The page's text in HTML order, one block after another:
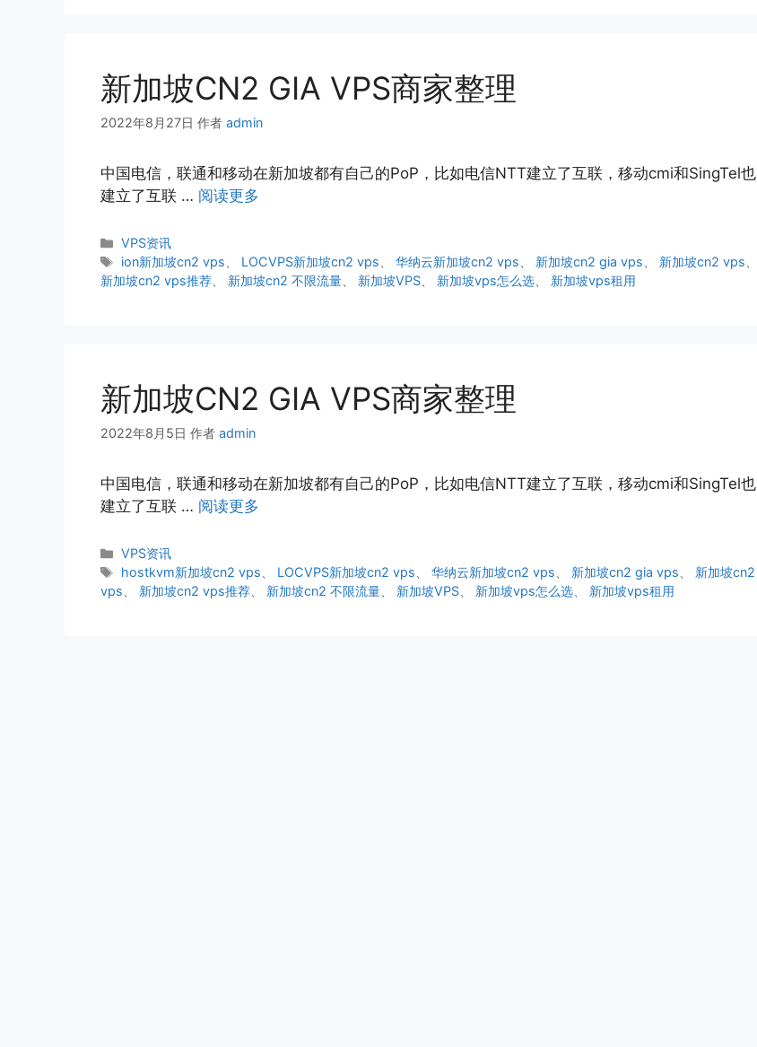
新加坡CN2 GIA VPS商家整理
2022年8月27日 作者 admin
中国电信，联通和移动在新加坡都有自己的PoP，比如电信NTT建立了互联，移动cmi和SingTel也
建立了互联 … 阅读更多
分
类
VPS资讯
标
签
ion新加坡cn2 vps LOCVPS新加坡cn2 vps 、华纳云新加坡cn2 vps 新加坡cn2 gia vps 新加坡cn2 vps
新加坡cn2 vps推荐
新加坡cn2 不限流量 新加坡VPS 新加坡vps怎么选 新加坡vps租用
新加坡CN2 GIA VPS商家整理
2022年8月5日 作者 admin
中国电信，联通和移动在新加坡都有自己的PoP，比如电信NTT建立了互联，移动cmi和SingTel也
建立了互联 … 阅读更多
分
类
VPS资讯
标
签
hostkvm新加坡cn2 vps LOCVPS新加坡cn2 vps 、华纳云新加坡cn2 vps 新加坡cn2 gia vps
新加坡cn2
vps
新加坡cn2 vps推荐 新加坡cn2 不限流量 新加坡VPS 新加坡vps怎么选 新加坡vps租用